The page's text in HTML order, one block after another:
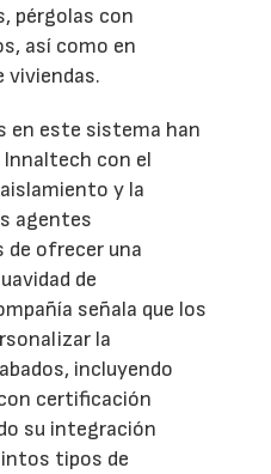
pérgolas con
así como en
viviendas.
en este sistema han
con el
y la
agentes
de ofrecer una
de
señala que los
la
incluyendo
certificación
su integración
tipos de